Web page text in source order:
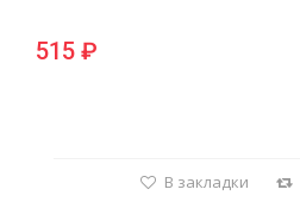
515 ₽
В закладки